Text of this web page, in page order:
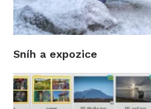
Sníh a expozice